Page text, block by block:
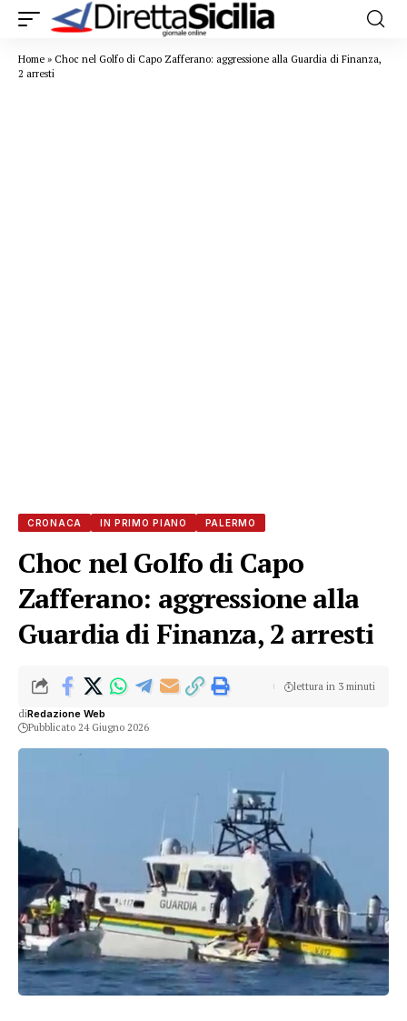
Home » Choc nel Golfo di Capo Zafferano: aggressione alla Guardia di Finanza,
2 arresti
CRONACA IN PRIMO PIANO PALERMO
Choc nel Golfo di Capo
Zafferano: aggressione alla
Guardia di Finanza, 2 arresti
diRedazione Web
Pubblicato 24 Giugno 2026
lettura in 3 minuti